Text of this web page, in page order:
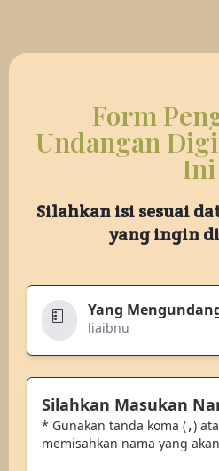
Form
Undangan
Ini
Silahkan isi sesuai
yang ingin
Yang
liaibnu
Silahkan Masukan
* Gunakan tanda koma (,)
memisahkan nama yang